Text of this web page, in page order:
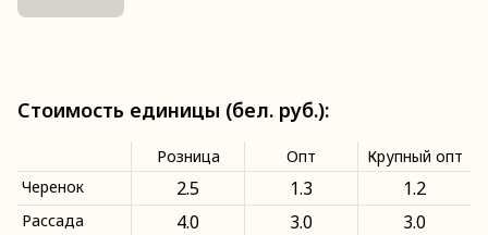
Стоимость единицы (бел. руб.):
Розница Опт
Крупный опт
Черенок
2.5 1.3 1.2
Рассада 4.0 3.0 3.0